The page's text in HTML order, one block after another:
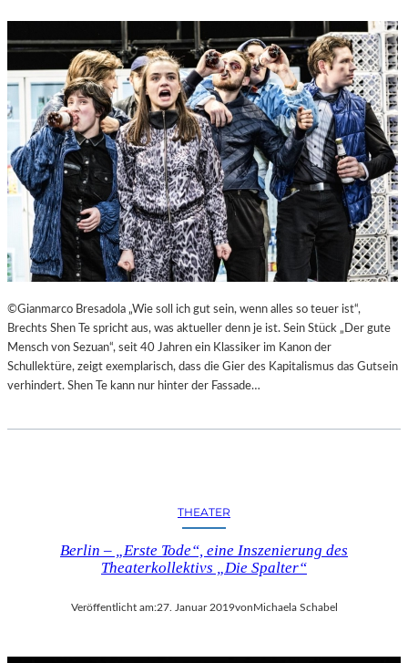
©Gianmarco Bresadola „Wie soll ich gut sein, wenn alles so teuer ist“,
Brechts Shen Te spricht aus, was aktueller denn je ist. Sein Stück „Der gute
Mensch von Sezuan“, seit 40 Jahren ein Klassiker im Kanon der
Schullektüre, zeigt exemplarisch, dass die Gier des Kapitalismus das Gutsein
verhindert. Shen Te kann nur hinter der Fassade…
THEATER
Berlin – „Erste Tode“, eine Inszenierung des
Theaterkollektivs „Die Spalter“
Veröffentlicht am:27. Januar 2019vonMichaela Schabel